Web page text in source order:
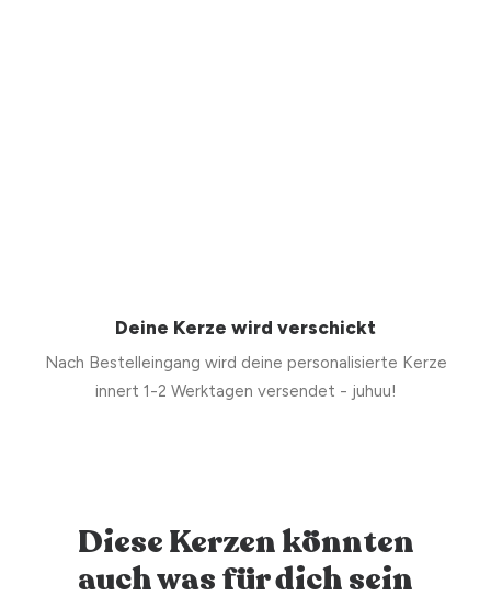
Deine Kerze wird verschickt
Nach Bestelleingang wird deine personalisierte Kerze
innert 1-2 Werktagen versendet - juhuu!
Diese Kerzen könnten
auch was für dich sein